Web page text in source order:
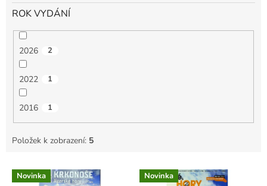
ROK VYDÁNÍ
2026 2
2022 1
2016 1
Položek k zobrazení: 5
V Novinka Novinka